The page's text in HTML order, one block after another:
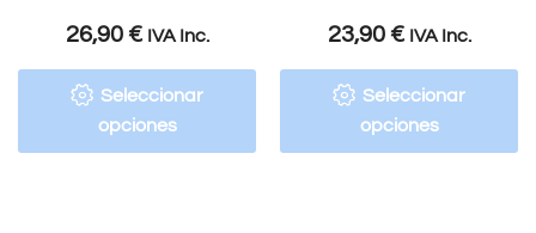
26,90 € IVA Inc.
Seleccionar
opciones
23,90 € IVA Inc.
Seleccionar
opciones